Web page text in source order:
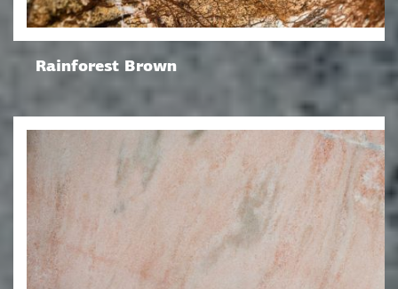
Rainforest Brown